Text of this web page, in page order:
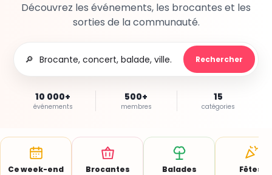
Découvrez les événements, les brocantes et les
sorties de la communauté.
🔎 Rechercher
10 000+
événements
500+
membres
15
catégories
Ce week-end Brocantes Balades Fêtes